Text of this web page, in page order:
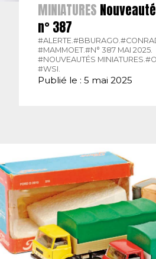
MINIATURES
n° 387
#ALERTE.#BBURAGO.
#MAMMOET.#N° 387 MAI 2025.
#NOUVEAUTÉS MINIATURES.
#WSI.
Publié le : 5 mai 2025